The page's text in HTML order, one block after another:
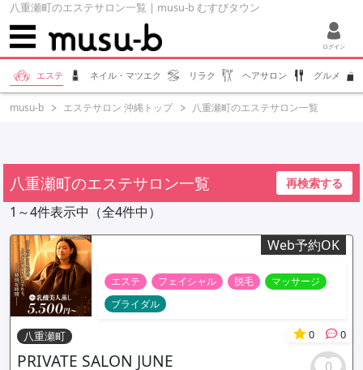
八重瀬町のエステサロン一覧 | musu-b むすびタウン
ログイン
エステ ネイル・マツエク リラク ヘアサロン グルメ
musu-b エステサロン 沖縄トップ 八重瀬町のエステサロン一覧
八重瀬町のエステサロン一覧 再検索する
1～4件表示中（全4件中）
Web予約OK
エステ フェイシャル 脱毛
マッサージ
ブライダル
八重瀬町 0 0
PRIVATE SALON JUNE 0